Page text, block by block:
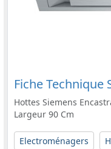
Fiche Technique
Hottes Siemens
Largeur 90 Cm
Electroménagers